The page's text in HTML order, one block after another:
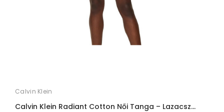
Calvin Klein
Calvin Klein Radiant Cotton Női Tanga – Lazacsz...